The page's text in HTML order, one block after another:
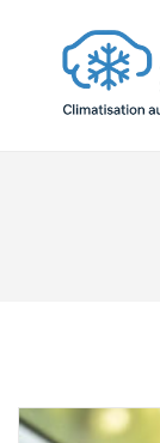
contenu
(Pressez